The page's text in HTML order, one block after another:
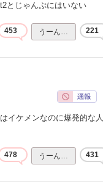
とじゃんぷにはいない
453 うーん… 221
イケメンなのに爆発的な人
478 うーん… 431